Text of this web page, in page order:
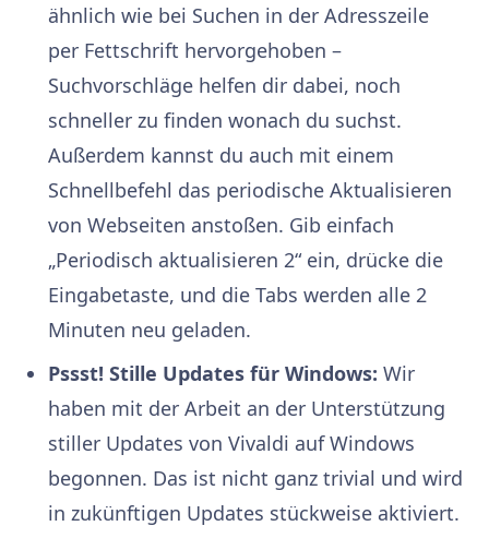
ähnlich wie bei Suchen in der Adresszeile
per Fettschrift hervorgehoben –
Suchvorschläge helfen dir dabei, noch
schneller zu finden wonach du suchst.
Außerdem kannst du auch mit einem
Schnellbefehl das periodische Aktualisieren
von Webseiten anstoßen. Gib einfach
„Periodisch aktualisieren 2“ ein, drücke die
Eingabetaste, und die Tabs werden alle 2
Minuten neu geladen.
Pssst! Stille Updates für Windows: Wir
haben mit der Arbeit an der Unterstützung
stiller Updates von Vivaldi auf Windows
begonnen. Das ist nicht ganz trivial und wird
in zukünftigen Updates stückweise aktiviert.